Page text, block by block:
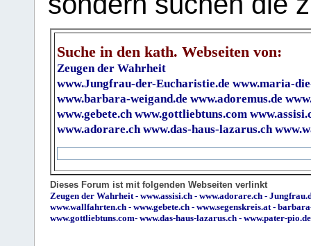
Suche in den kath. Webseiten von:
Zeugen der Wahrheit
www.Jungfrau-der-Eucharistie.de www.maria-
www.barbara-weigand.de www.adoremus.de
www.gebete.ch www.gottliebtuns.com
www.adorare.ch www.das-haus-lazarus.ch
Dieses Forum ist mit folgenden Webseiten verlinkt
Zeugen der Wahrheit- www.assisi.ch - www.adorare.ch -
www.wallfahrten.ch - www.gebete.ch - www.segenskreis.at-
www.gottliebtuns.com- www.das-haus-lazarus.ch - www.pater-pio.de